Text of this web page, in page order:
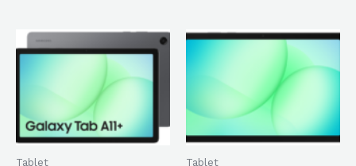
Tablet Tablet